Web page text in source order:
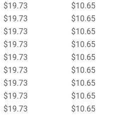
$19.73
$10.65
$19.73
$10.65
$19.73
$10.65
$19.73
$10.65
$19.73
$10.65
$19.73
$10.65
$19.73
$10.65
$19.73
$10.65
$19.73
$10.65